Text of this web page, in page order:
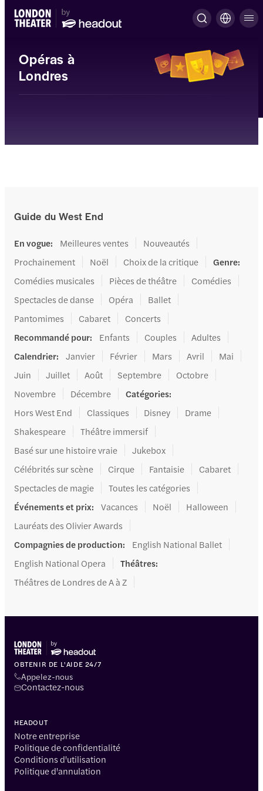
Opéras à
Londres
Guide du West End
En vogue: Meilleures ventes
Nouveautés
Prochainement
Noël Choix de la critique Genre:
Comédies musicales
Pièces de théâtre
Comédies
Spectacles de danse
Opéra
Ballet
Pantomimes
Cabaret
Concerts
Recommandé pour: Enfants Couples
Adultes
Calendrier: Janvier Février Mars Avril
Mai
Juin
Juillet Août Septembre
Octobre
Novembre
Décembre Catégories:
Hors West End
Classiques Disney
Drame
Shakespeare
Théâtre immersif
Basé sur une histoire vraie
Jukebox
Célébrités sur scène
Cirque Fantaisie
Cabaret
Spectacles de magie
Toutes les catégories
Événements et prix: Vacances Noël
Halloween
Lauréats des Olivier Awards
Compagnies de production:
English National Ballet
English National Opera
Théâtres:
Théâtres de Londres de A à Z
OBTENIR DE L'AIDE 24/7
Appelez-nous
Contactez-nous
HEADOUT
Notre entreprise
Politique de confidentialité
Conditions d'utilisation
Politique d'annulation